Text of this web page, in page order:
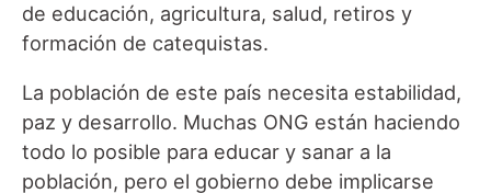
de educación, agricultura, salud, retiros y
formación de catequistas.
La población de este país necesita estabilidad,
paz y desarrollo. Muchas ONG están haciendo
todo lo posible para educar y sanar a la
población, pero el gobierno debe implicarse